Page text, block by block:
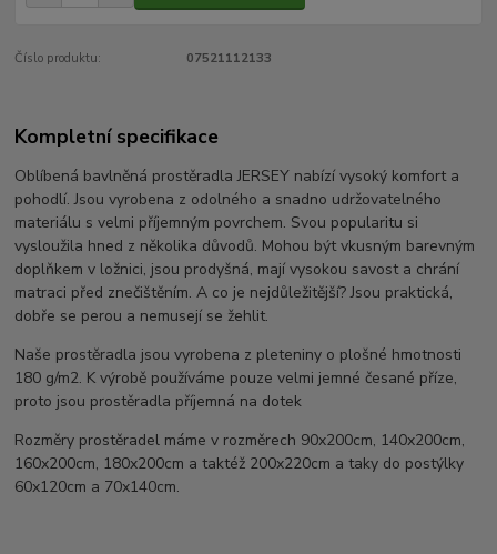
Číslo produktu: 07521112133
Kompletní specifikace
Oblíbená bavlněná prostěradla JERSEY nabízí vysoký komfort a
pohodlí. Jsou vyrobena z odolného a snadno udržovatelného
materiálu s velmi příjemným povrchem. Svou popularitu si
vysloužila hned z několika důvodů. Mohou být vkusným barevným
doplňkem v ložnici, jsou prodyšná, mají vysokou savost a chrání
matraci před znečištěním. A co je nejdůležitější? Jsou praktická,
dobře se perou a nemusejí se žehlit.
Naše prostěradla jsou vyrobena z pleteniny o plošné hmotnosti
180 g/m2. K výrobě používáme pouze velmi jemné česané příze,
proto jsou prostěradla příjemná na dotek
Rozměry prostěradel máme v rozměrech 90x200cm, 140x200cm,
160x200cm, 180x200cm a taktéž 200x220cm a taky do postýlky
60x120cm a 70x140cm.